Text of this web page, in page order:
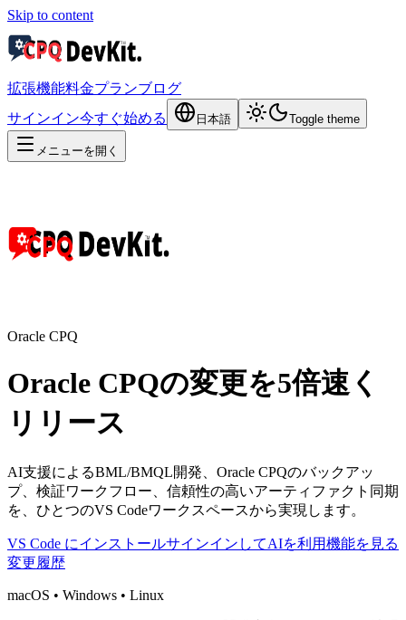
Skip to content
拡張機能料金プランブログ
サインイン今すぐ始める 日本語 Toggle theme
メニューを開く
Oracle CPQ
Oracle CPQの変更を5倍速く
リリース
AI支援によるBML/BMQL開発、Oracle CPQのバックアッ
プ、検証ワークフロー、信頼性の高いアーティファクト同期
を、ひとつのVS Codeワークスペースから実現します。
VS Code にインストールサインインしてAIを利用機能を見る
変更履歴
macOS • Windows • Linux